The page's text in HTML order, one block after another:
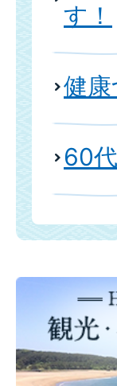
す！
健
60